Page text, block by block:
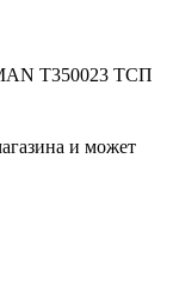
T350023 ТСП
и может